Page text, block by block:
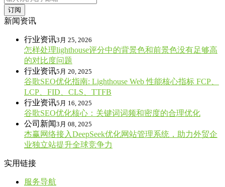
订阅
新闻资讯
行业资讯3月 25, 2026
怎样处理lighthouse评分中的背景色和前景色没有足够高
的对比度问题
行业资讯5月 20, 2025
谷歌SEO优化指南: Lighthouse Web 性能核心指标 FCP、
LCP、FID、CLS、TTFB
行业资讯5月 16, 2025
谷歌SEO优化核心：关键词词频和密度的合理优化
公司新闻3月 08, 2025
杰赢网络接入DeepSeek优化网站管理系统，助力外贸企
业独立站提升全球竞争力
实用链接
服务导航